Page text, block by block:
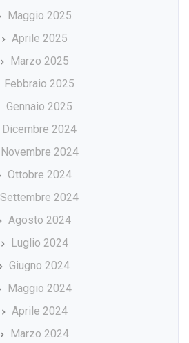
Maggio 2025
Aprile 2025
Marzo 2025
Febbraio 2025
Gennaio 2025
Dicembre 2024
Novembre 2024
Ottobre 2024
Settembre 2024
Agosto 2024
Luglio 2024
Giugno 2024
Maggio 2024
Aprile 2024
Marzo 2024